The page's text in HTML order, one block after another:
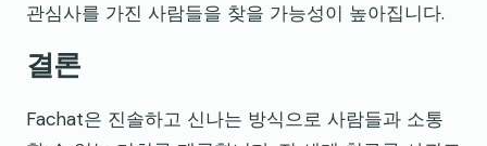
관심사를 가진 사람들을 찾을 가능성이 높아집니다.
결론
Fachat은 진솔하고 신나는 방식으로 사람들과 소통